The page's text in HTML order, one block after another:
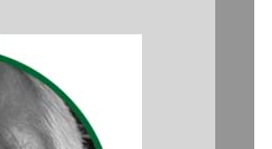
Ago 05, 2026 / 11:33 AM